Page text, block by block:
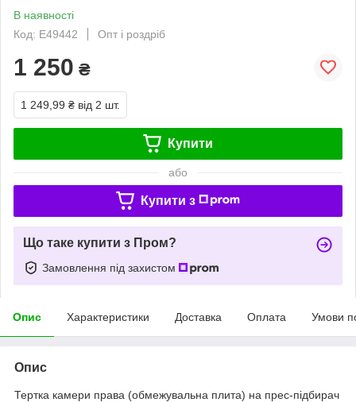
В наявності
Код: E49442
Опт і роздріб
1 250 ₴
1 249,99 ₴ від 2 шт.
Купити
або
Купити з
Що таке купити з Пром?
Замовлення під захистом
Опис Характеристики Доставка Оплата Умови
Опис
Тертка камери права (обмежувальна плита) на прес-підбирач